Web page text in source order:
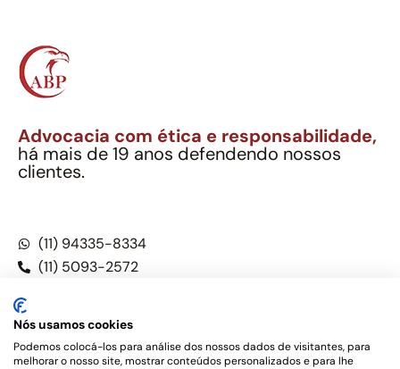
Advocacia com ética e responsabilidade,
há mais de 19 anos defendendo nossos
clientes.
(11) 94335-8334
(11) 5093-2572
Nós usamos cookies
Podemos colocá-los para análise dos nossos dados de visitantes, para
melhorar o nosso site, mostrar conteúdos personalizados e para lhe